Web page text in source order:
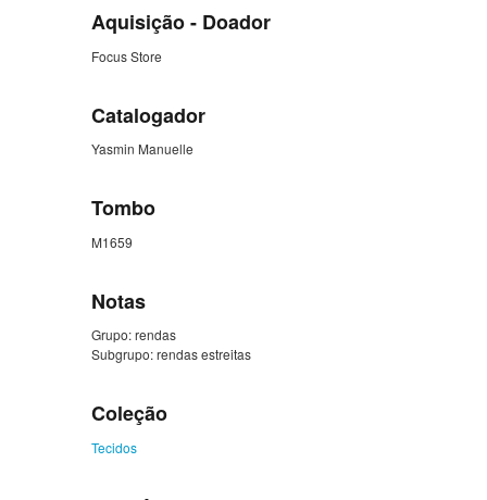
Aquisição - Doador
Focus Store
Catalogador
Yasmin Manuelle
Tombo
M1659
Notas
Grupo: rendas
Subgrupo: rendas estreitas
Coleção
Tecidos